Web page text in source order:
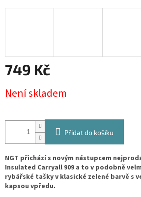
749 Kč
cena:
Není skladem
Přidat do košíku
NGT přichází s novým nástupcem
Insulated Carryall 909 a to v podobně
rybářské tašky v klasické zelené barvě s
kapsou vpředu.